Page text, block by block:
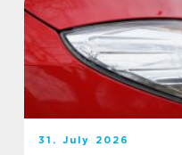
31. July 2026